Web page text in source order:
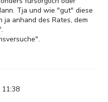
Tja und wie "gut" diese
anhand des Rates, dem
11:38